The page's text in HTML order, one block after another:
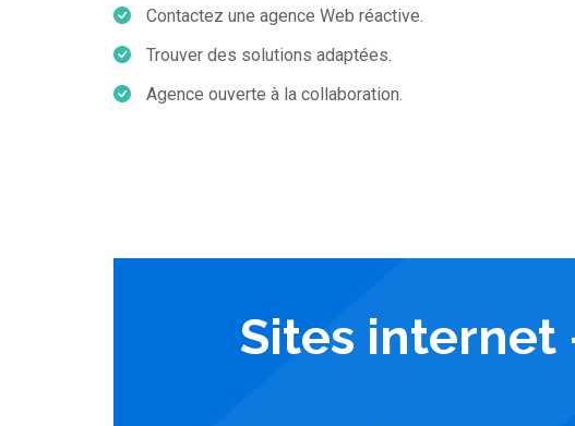
Contactez une agence Web réactive.
Trouver des solutions adaptées.
Agence ouverte à la collaboration.
Sites internet